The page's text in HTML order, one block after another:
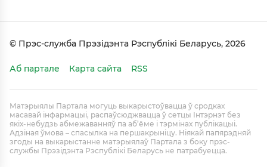
© Прэс-служба Прэзідэнта Рэспублікі Беларусь, 2026
Аб партале Карта сайта RSS
Матэрыялы Партала могуць выкарыстоўвацца ў сродках
масавай інфармацыі, распаўсюджвацца ў сетцы Інтэрнэт без
якіх-небудзь абмежаванняў па аб’ёме і тэрмінах публікацыі.
Адзіная ўмова – спасылка на першакрыніцу. Ніякай папярэдняй
згоды на выкарыстанне матэрыялаў Партала з боку прэс-
службы Прэзідэнта Рэспублікі Беларусь не патрабуецца.